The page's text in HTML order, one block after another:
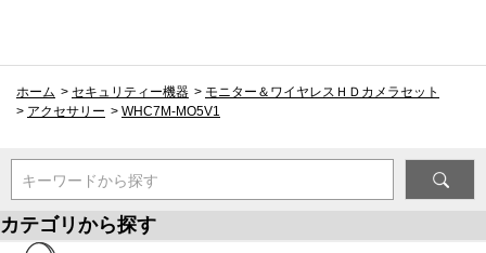
ホーム > セキュリティー機器 > モニター＆ワイヤレスＨＤカメラセット
> アクセサリー > WHC7M-MO5V1
キーワードから探す
カテゴリから探す